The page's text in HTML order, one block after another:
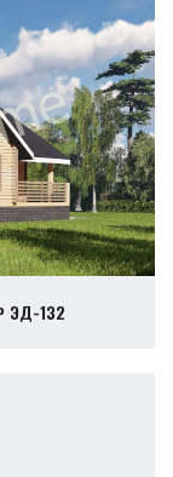
ЭД-132